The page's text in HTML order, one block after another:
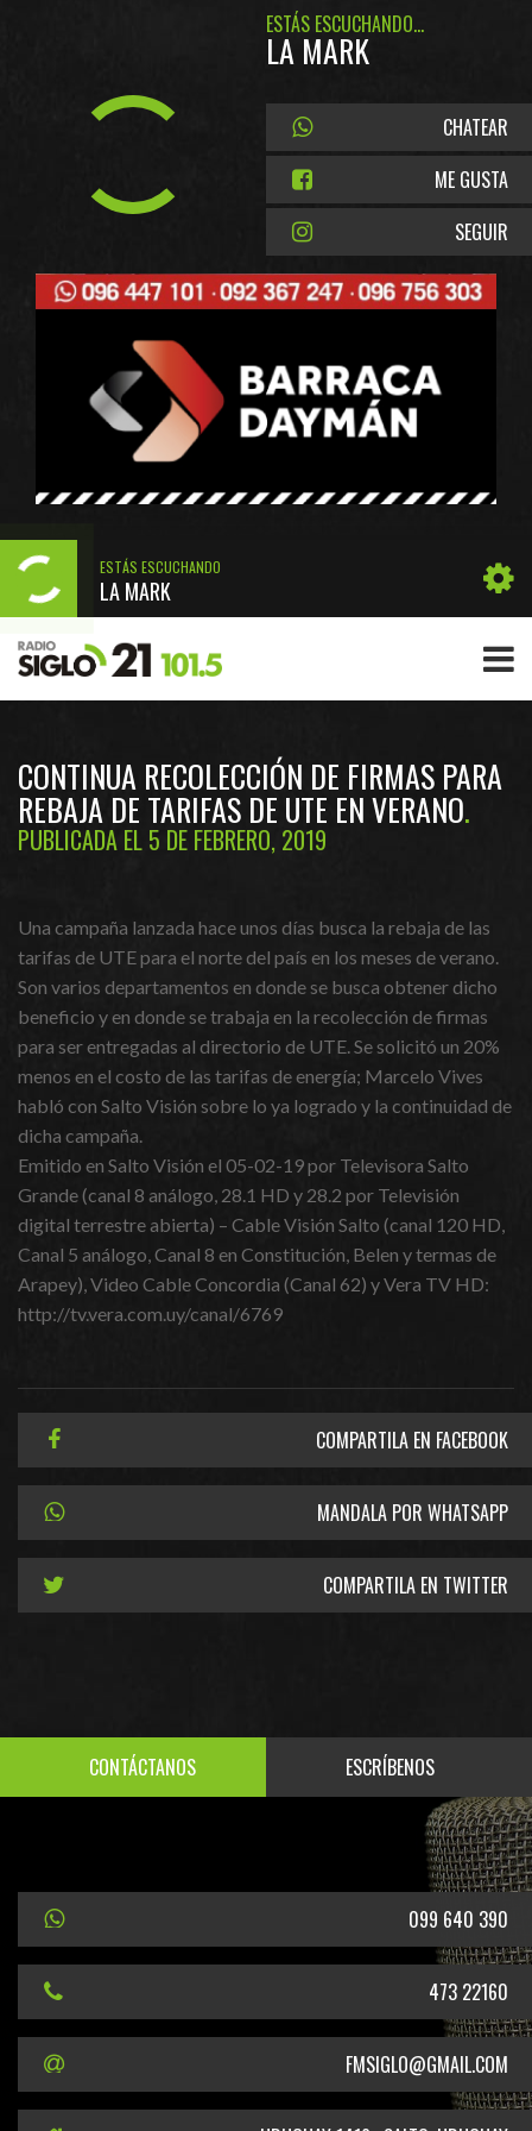
ESTÁS ESCUCHANDO...
LA MARK
CHATEAR
ME GUSTA
SEGUIR
ESTÁS ESCUCHANDO
LA MARK
CONTINUA RECOLECCIÓN DE FIRMAS PARA
REBAJA DE TARIFAS DE UTE EN VERANO
PUBLICADA EL 5 DE FEBRERO, 2019
Una campaña lanzada hace unos días busca la rebaja de las
tarifas de UTE para el norte del país en los meses de verano.
Son varios departamentos en donde se busca obtener dicho
beneficio y en donde se trabaja en la recolección de firmas
para ser entregadas al directorio de UTE. Se solicitó un 20%
menos en el costo de las tarifas de energía; Marcelo Vives
habló con Salto Visión sobre lo ya logrado y la continuidad de
dicha campaña.
Emitido en Salto Visión el 05-02-19 por Televisora Salto
Grande (canal 8 análogo, 28.1 HD y 28.2 por Televisión
digital terrestre abierta) – Cable Visión Salto (canal 120 HD,
Canal 5 análogo, Canal 8 en Constitución, Belen y termas de
Arapey), Video Cable Concordia (Canal 62) y Vera TV HD:
http://tv.vera.com.uy/canal/6769
COMPARTILA EN FACEBOOK
MANDALA POR WHATSAPP
COMPARTILA EN TWITTER
CONTÁCTANOS ESCRÍBENOS
099 640 390
473 22160
FMSIGLO@GMAIL.COM